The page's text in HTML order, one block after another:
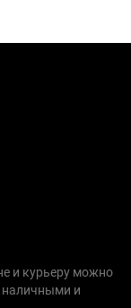
и курьеру можно
наличными и